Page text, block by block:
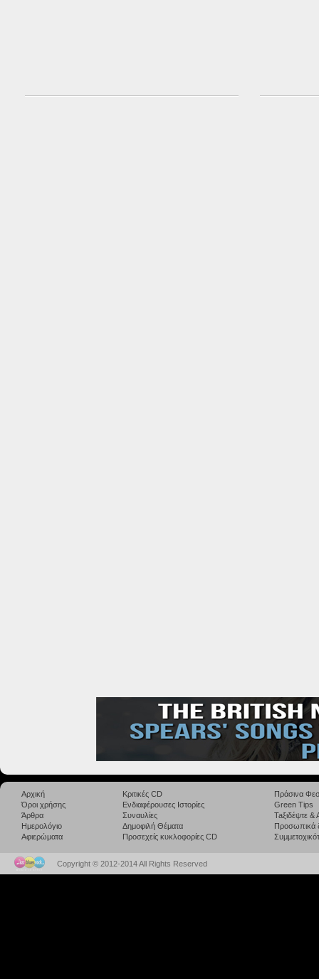
Αρχική
Όροι χρήσης
Άρθρα
Ημερολόγιο
Αφιερώματα
Κριτικές CD
Ενδιαφέρουσες Ιστορίες
Συναυλίες
Δημοφιλή Θέματα
Προσεχείς κυκλοφορίες CD
Πράσινα
Green Tips
Taξιδέψτε
Προσωπικά
Copyright © 2012-2014 All Rights Reserved